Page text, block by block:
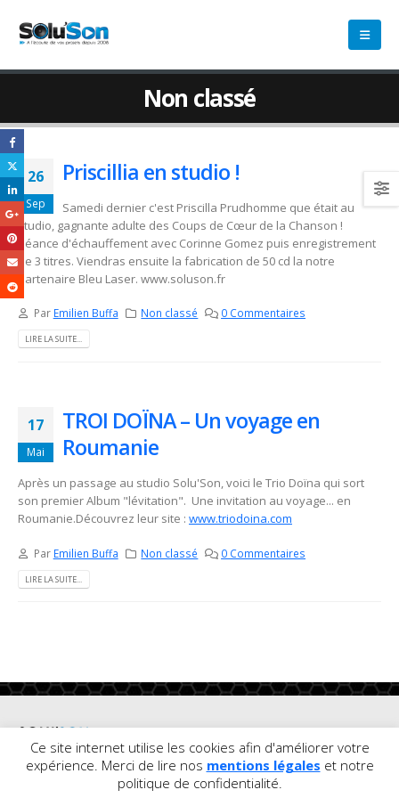
Non classé
26
Sep
Priscillia en studio !
Samedi dernier c'est Priscilla Prudhomme que était au
studio, gagnante adulte des Coups de Cœur de la Chanson !
Séance d'échauffement avec Corinne Gomez puis enregistrement
de 3 titres. Viendras ensuite la fabrication de 50 cd la notre
partenaire Bleu Laser. www.soluson.fr
Par Emilien Buffa Non classé 0 Commentaires
LIRE LA SUITE...
17
Mai
TROI DOÏNA – Un voyage en
Roumanie
Après un passage au studio Solu'Son, voici le Trio Doïna qui sort
son premier Album "lévitation". Une invitation au voyage... en
Roumanie.Découvrez leur site : www.triodoina.com
Par Emilien Buffa Non classé 0 Commentaires
LIRE LA SUITE...
© Copyright
Ce site internet utilise les cookies afin d'améliorer votre
expérience. Merci de lire nos mentions légales et notre
politique de confidentialité.